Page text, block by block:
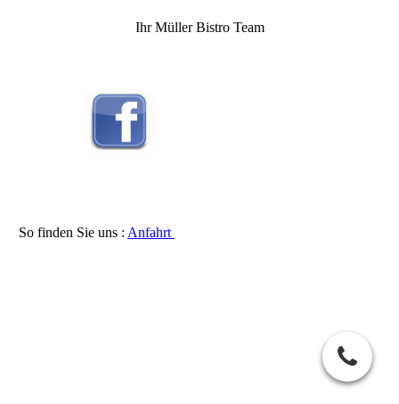
Ihr Müller Bistro Team
So finden Sie uns : Anfahrt